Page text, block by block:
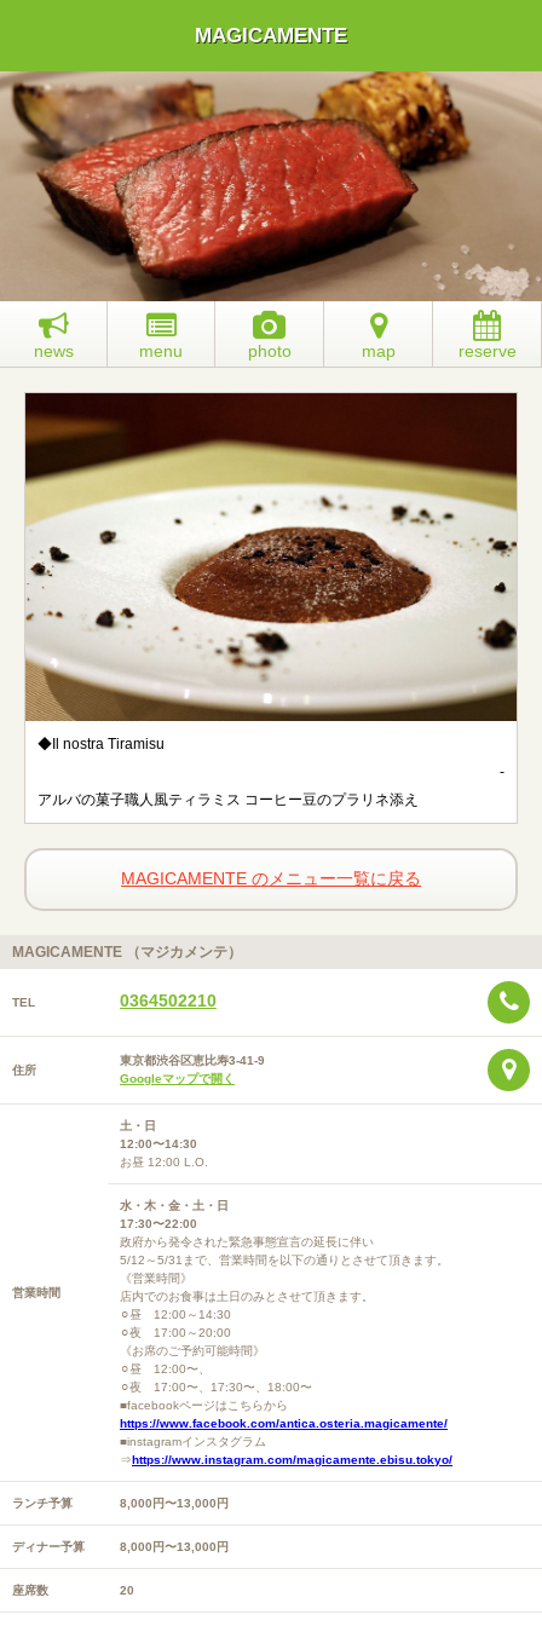
MAGICAMENTE
news menu photo map reserve
◆Il nostra Tiramisu
-
アルバの菓子職人風ティラミス コーヒー豆のプラリネ添え
MAGICAMENTE のメニュー一覧に戻る
MAGICAMENTE （マジカメンテ）
TEL 0364502210
住所
東京都渋谷区恵比寿3-41-9
Googleマップで開く
営業時間
土・日
12:00〜14:30
お昼 12:00 L.O.
水・木・金・土・日
17:30〜22:00
政府から発令された緊急事態宣言の延長に伴い
5/12～5/31まで、営業時間を以下の通りとさせて頂きます。
《営業時間》
店内でのお食事は土日のみとさせて頂きます。
⚪︎昼 12:00～14:30
⚪︎夜 17:00～20:00
《お席のご予約可能時間》
⚪︎昼 12:00〜、
⚪︎夜 17:00〜、17:30〜、18:00〜
■facebookページはこちらから
https://www.facebook.com/antica.osteria.magicamente/
■instagramインスタグラム
⇒https://www.instagram.com/magicamente.ebisu.tokyo/
ランチ予算 8,000円〜13,000円
ディナー予算 8,000円〜13,000円
座席数 20